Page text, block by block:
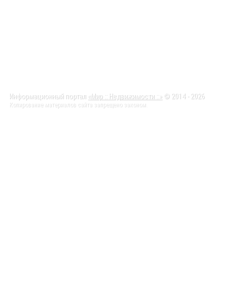
Информационный портал «Мир :: Недвижимости ::» © 2014 - 2026
Копирование материалов сайта запрещено законом.